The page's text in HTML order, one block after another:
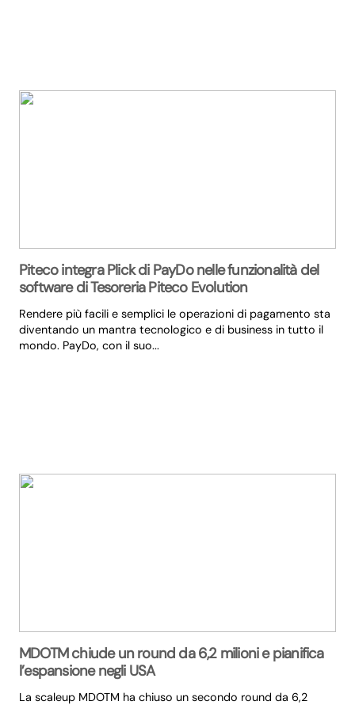
Piteco integra Plick di PayDo nelle funzionalità del
software di Tesoreria Piteco Evolution
Rendere più facili e semplici le operazioni di pagamento sta
diventando un mantra tecnologico e di business in tutto il
mondo. PayDo, con il suo...
MDOTM chiude un round da 6,2 milioni e pianifica
l’espansione negli USA
La scaleup MDOTM ha chiuso un secondo round da 6,2